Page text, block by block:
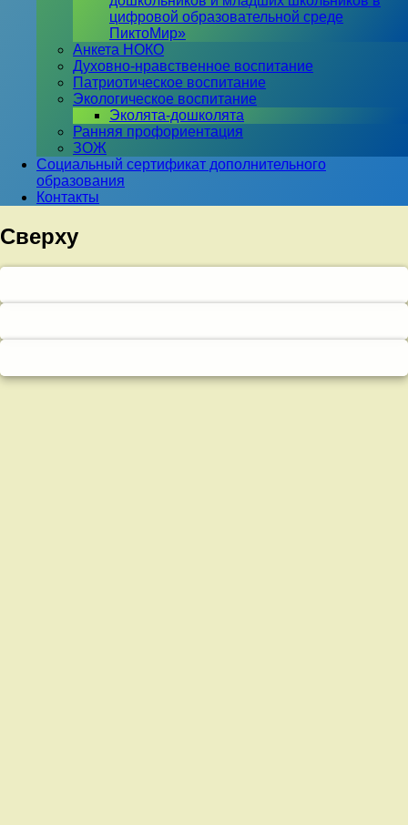
цифровой образовательной среде
ПиктоМир»
Анкета НОКО
Духовно-нравственное воспитание
Патриотическое воспитание
Экологическое воспитание
Эколята-дошколята
Ранняя профориентация
ЗОЖ
Социальный сертификат дополнительного
образования
Контакты
Сверху